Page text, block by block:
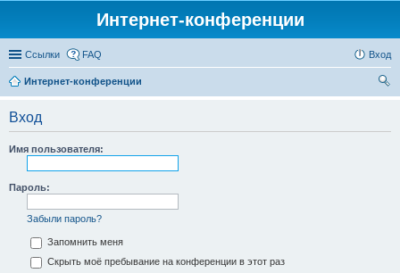
Интернет-конференции
Ссылки FAQ Вход
Интернет-конференции
Вход
Имя пользователя:
Пароль:
Забыли пароль?
Запомнить меня
Скрыть моё пребывание на конференции в этот раз